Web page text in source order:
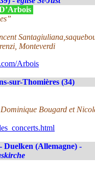
Monteverdi
Arbois
sur-Thomières (34)
Bougard et
Duelken (Allemagne) -